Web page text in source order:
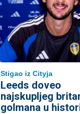
Stigao iz Cityja
Leeds doveo
najskupljeg
golmana u